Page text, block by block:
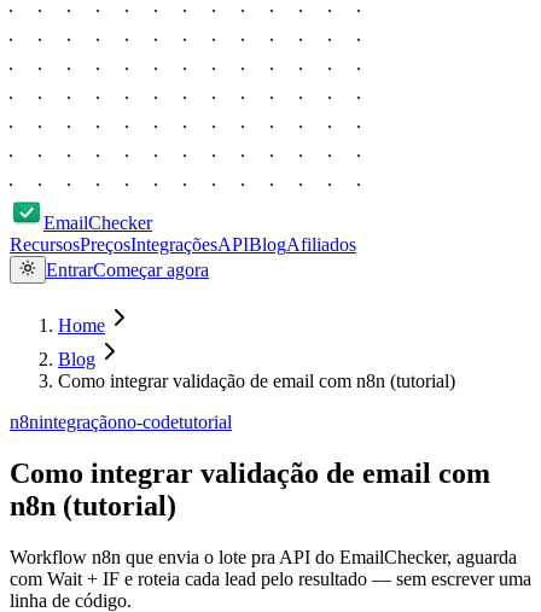
EmailChecker
RecursosPreçosIntegraçõesAPIBlogAfiliados
EntrarComeçar agora
Home
Blog
Como integrar validação de email com n8n (tutorial)
n8nintegraçãono-codetutorial
Como integrar validação de email com
n8n (tutorial)
Workflow n8n que envia o lote pra API do EmailChecker, aguarda
com Wait + IF e roteia cada lead pelo resultado — sem escrever uma
linha de código.